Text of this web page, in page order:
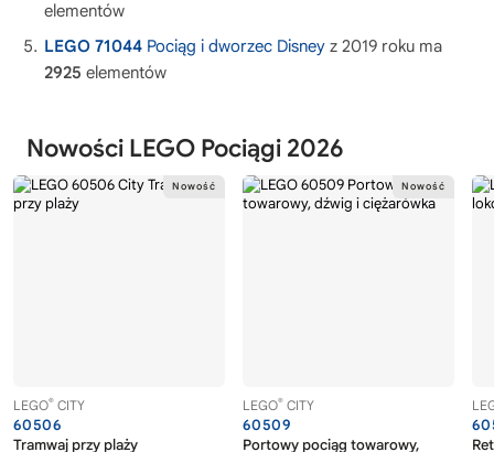
elementów
LEGO 71044 Pociąg i dworzec Disney z 2019 roku ma
2925 elementów
Nowości LEGO Pociągi 2026
LEGO® CITY
60506
Tramwaj przy plaży
LEGO® CITY
60509
Portowy pociąg towarowy,